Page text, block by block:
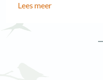
Lees meer